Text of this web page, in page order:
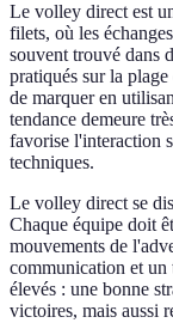
Le volley direct est
filets, où les
souvent trouvé dans
pratiqués sur la
de marquer en
tendance demeure
favorise l'interaction
techniques.
Le volley direct se
Chaque équipe doit
mouvements de
communication et
élevés : une bonne
victoires, mais aussi